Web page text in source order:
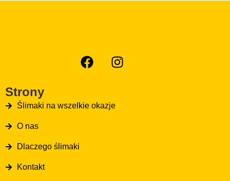
Strony
Ślimaki na wszelkie okazje
O nas
Dlaczego ślimaki
Kontakt